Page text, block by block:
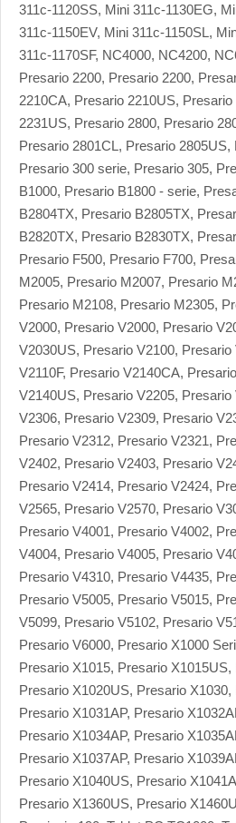
311c-1120SS, Mini 311c-1130EG,
311c-1150EV, Mini 311c-1150SL,
311c-1170SF, NC4000, NC4200,
Presario 2200, Presario 2200,
2210CA, Presario 2210US,
2231US, Presario 2800, Presario
Presario 2801CL, Presario 2805US,
Presario 300 serie, Presario 305,
B1000, Presario B1800 - serie,
B2804TX, Presario B2805TX,
B2820TX, Presario B2830TX,
Presario F500, Presario F700,
M2005, Presario M2007, Presario
Presario M2108, Presario M2305,
V2000, Presario V2000, Presario
V2030US, Presario V2100,
V2110F, Presario V2140CA,
V2140US, Presario V2205,
V2306, Presario V2309, Presario
Presario V2312, Presario V2321,
V2402, Presario V2403, Presario
Presario V2414, Presario V2424,
V2565, Presario V2570, Presario
Presario V4001, Presario V4002,
V4004, Presario V4005, Presario
Presario V4310, Presario V4435,
Presario V5005, Presario V5015,
V5099, Presario V5102, Presario
Presario V6000, Presario X1000
Presario X1015, Presario
Presario X1020US, Presario
Presario X1031AP, Presario
Presario X1034AP, Presario
Presario X1037AP, Presario
Presario X1040US, Presario
Presario X1360US, Presario